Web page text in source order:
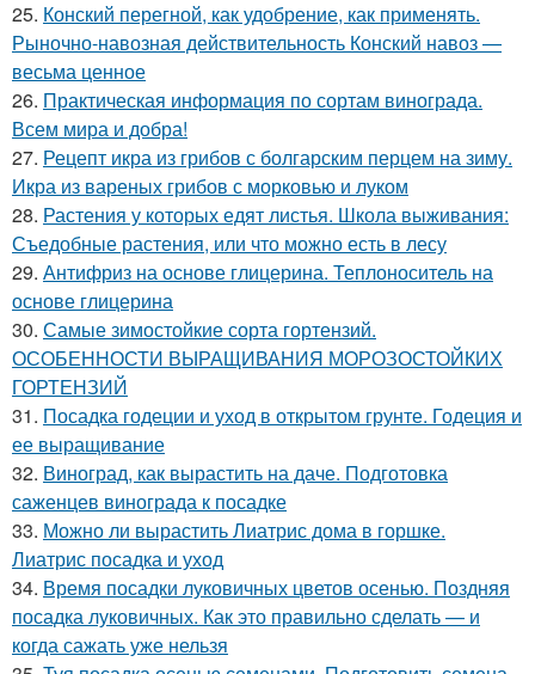
25. Конский перегной, как удобрение, как применять.
Рыночно-навозная действительность Конский навоз —
весьма ценное
26. Практическая информация по сортам винограда.
Всем мира и добра!
27. Рецепт икра из грибов с болгарским перцем на зиму.
Икра из вареных грибов с морковью и луком
28. Растения у которых едят листья. Школа выживания:
Съедобные растения, или что можно есть в лесу
29. Антифриз на основе глицерина. Теплоноситель на
основе глицерина
30. Самые зимостойкие сорта гортензий.
ОСОБЕННОСТИ ВЫРАЩИВАНИЯ МОРОЗОСТОЙКИХ
ГОРТЕНЗИЙ
31. Посадка годеции и уход в открытом грунте. Годеция и
ее выращивание
32. Виноград, как вырастить на даче. Подготовка
саженцев винограда к посадке
33. Можно ли вырастить Лиатрис дома в горшке.
Лиатрис посадка и уход
34. Время посадки луковичных цветов осенью. Поздняя
посадка луковичных. Как это правильно сделать — и
когда сажать уже нельзя